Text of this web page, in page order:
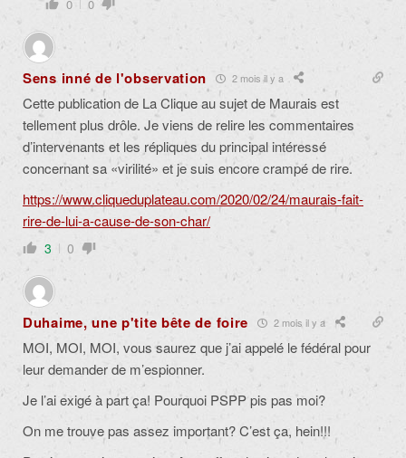
0 0
Sens inné de l'observation 2 mois il y a
Cette publication de La Clique au sujet de Maurais est
tellement plus drôle. Je viens de relire les commentaires
d’intervenants et les répliques du principal intéressé
concernant sa «virilité» et je suis encore crampé de rire.
https://www.cliqueduplateau.com/2020/02/24/maurais-fait-
rire-de-lui-a-cause-de-son-char/
3 0
Duhaime, une p'tite bête de foire 2 mois il y a
MOI, MOI, MOI, vous saurez que j’ai appelé le fédéral pour
leur demander de m’espionner.
Je l’ai exigé à part ça! Pourquoi PSPP pis pas moi?
On me trouve pas assez important? C’est ça, hein!!!